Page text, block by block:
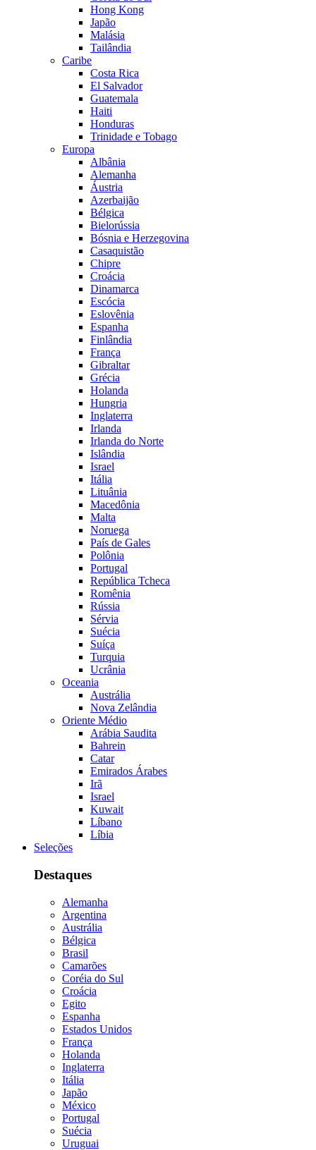
Hong Kong
Japão
Malásia
Tailândia
Caribe
Costa Rica
El Salvador
Guatemala
Haiti
Honduras
Trinidade e Tobago
Europa
Albânia
Alemanha
Áustria
Azerbaijão
Bélgica
Bielorússia
Bósnia e Herzegovina
Casaquistão
Chipre
Croácia
Dinamarca
Escócia
Eslovênia
Espanha
Finlândia
França
Gibraltar
Grécia
Holanda
Hungria
Inglaterra
Irlanda
Irlanda do Norte
Islândia
Israel
Itália
Lituânia
Macedônia
Malta
Noruega
País de Gales
Polônia
Portugal
República Tcheca
Romênia
Rússia
Sérvia
Suécia
Suíça
Turquia
Ucrânia
Oceania
Austrália
Nova Zelândia
Oriente Médio
Arábia Saudita
Bahrein
Catar
Emirados Árabes
Irã
Israel
Kuwait
Líbano
Líbia
Seleções
Destaques
Alemanha
Argentina
Austrália
Bélgica
Brasil
Camarões
Coréia do Sul
Croácia
Egito
Espanha
Estados Unidos
França
Holanda
Inglaterra
Itália
Japão
México
Portugal
Suécia
Uruguai